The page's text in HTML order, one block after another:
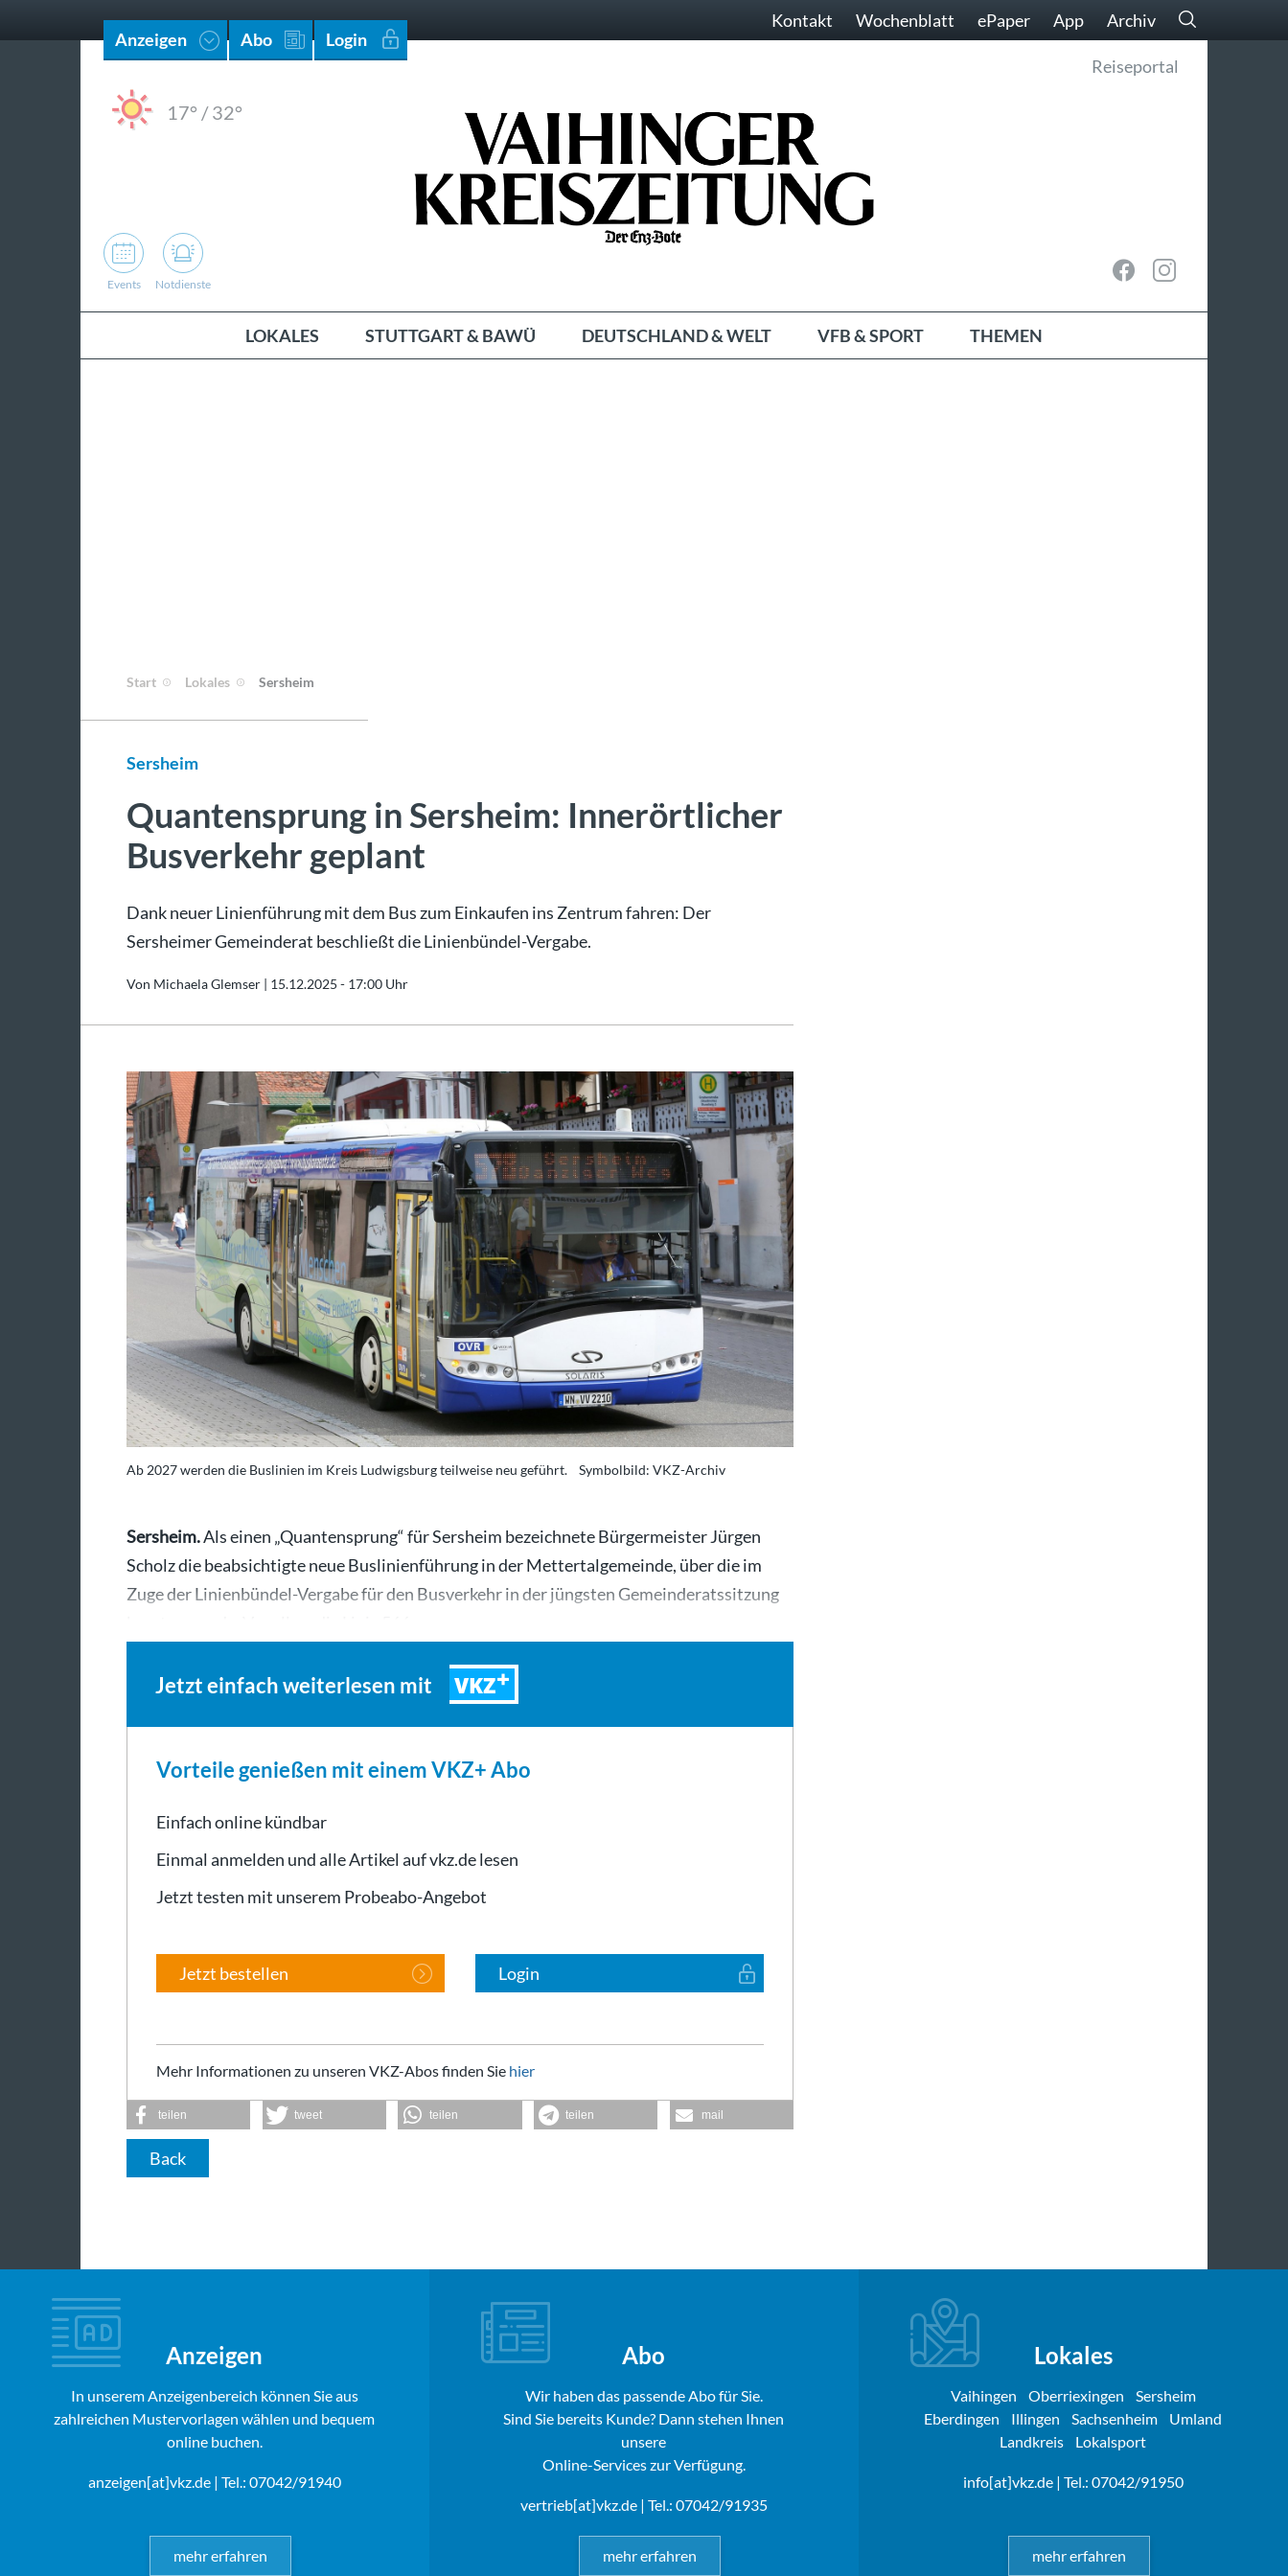
Anzeigen Abo Login
Kontakt Wochenblatt ePaper App Archiv
17° /32°
Reiseportal
Events Notdienste
LOKALES STUTTGART & BAWÜ DEUTSCHLAND & WELT VFB & SPORT THEMEN
Start Lokales Sersheim
Sersheim
Quantensprung in Sersheim: Innerörtlicher
Busverkehr geplant
Dank neuer Linienführung mit dem Bus zum Einkaufen ins Zentrum fahren: Der
Sersheimer Gemeinderat beschließt die Linienbündel-Vergabe.
Von Michaela Glemser | 15.12.2025 - 17:00 Uhr
Ab 2027 werden die Buslinien im Kreis Ludwigsburg teilweise neu geführt. Symbolbild: VKZ-Archiv
Sersheim.Als einen „Quantensprung“ für Sersheim bezeichnete Bürgermeister Jürgen
Scholz die beabsichtigte neue Buslinienführung in der Mettertalgemeinde, über die im
Zuge der Linienbündel-Vergabe für den Busverkehr in der jüngsten Gemeinderatssitzung
Jetzt einfach weiterlesen mit VKZ
Vorteile genießen mit einem VKZ+ Abo
Einfach online kündbar
Einmal anmelden und alle Artikel auf vkz.de lesen
Jetzt testen mit unserem Probeabo-Angebot
Jetzt bestellen Login
Mehr Informationen zu unseren VKZ-Abos finden Sie hier
teilen tweet teilen teilen mail
Back
Anzeigen
In unserem Anzeigenbereich können Sie aus
zahlreichen Mustervorlagen wählen und bequem
online buchen.
anzeigen[at]vkz.de| Tel.: 07042/91940
mehr erfahren
Abo
Wir haben das passende Abo für Sie.
Sind Sie bereits Kunde? Dann stehen Ihnen
unsere
Online-Services zur Verfügung.
vertrieb[at]vkz.de| Tel.: 07042/91935
mehr erfahren
Lokales
Vaihingen Oberriexingen
Sersheim
Eberdingen
Illingen Sachsenheim
Umland
Landkreis
Lokalsport
info[at]vkz.de| Tel.: 07042/91950
mehr erfahren